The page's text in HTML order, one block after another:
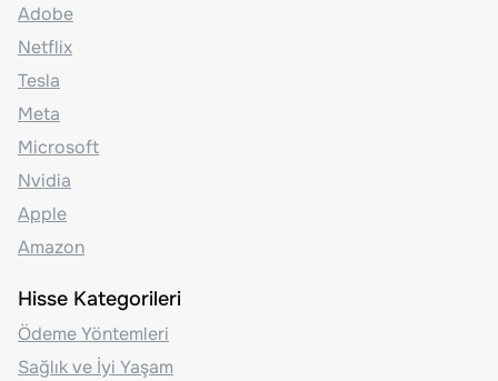
Adobe
Netflix
Tesla
Meta
Microsoft
Nvidia
Apple
Amazon
Hisse Kategorileri
Ödeme Yöntemleri
Sağlık ve İyi Yaşam